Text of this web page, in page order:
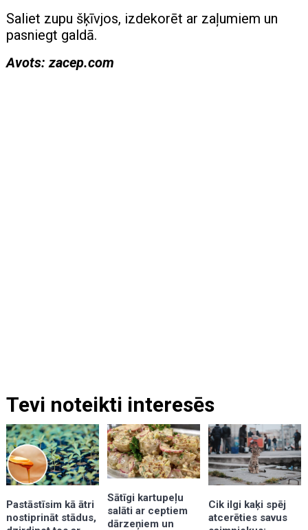
Saliet zupu šķīvjos, izdekorēt ar zaļumiem un
pasniegt galdā.
Avots: zacep.com
Tevi noteikti interesēs
Pastāstīsim kā ātri
nostiprināt stādus,
Sātīgi kartupeļu
salāti ar ceptiem
dārzeņiem un
Cik ilgi kaķi spēj
atcerēties savus